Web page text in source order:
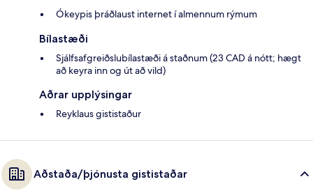
Ókeypis þráðlaust internet í almennum rýmum
Bílastæði
Sjálfsafgreiðslubílastæði á staðnum (23 CAD á nótt; hægt
að keyra inn og út að vild)
Aðrar upplýsingar
Reyklaus gististaður
Aðstaða/þjónusta gististaðar